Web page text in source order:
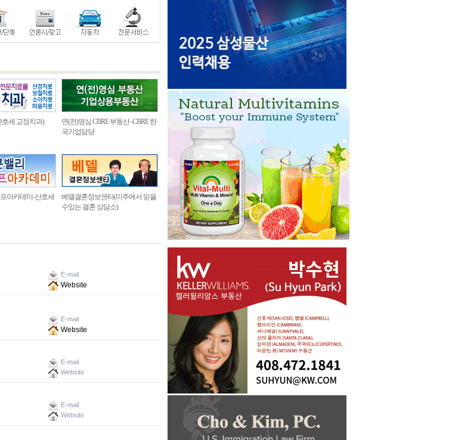
세 교정치과)
연(전)영심 CBRE 부동산 -CBRE 한
국기업담당
아카데미-산호세
베델결혼정보센타(미주에서 믿을
수있는 결혼 상담소)
E-mail
Website
E-mail
Website
E-mail
Website
E-mail
Website